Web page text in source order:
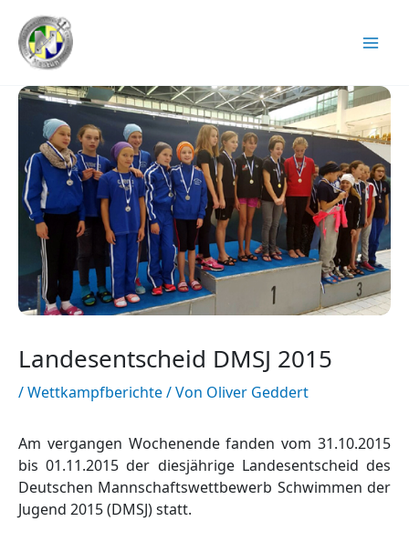
Inhalt
springen
Landesentscheid DMSJ 2015
/Wettkampfberichte/ Von Oliver Geddert
Am vergangen Wochenende fanden vom 31.10.2015
bis 01.11.2015 der diesjährige Landesentscheid des
Deutschen Mannschaftswettbewerb Schwimmen der
Jugend 2015 (DMSJ) statt.